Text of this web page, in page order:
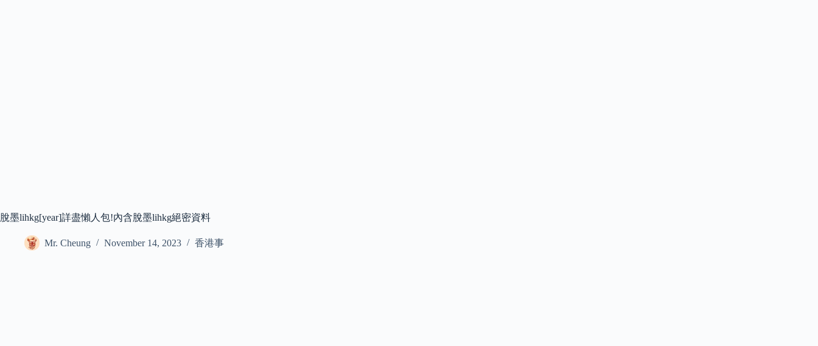
脫墨lihkg[year]詳盡懶人包!內含脫墨lihkg絕密資料
Mr. Cheung November 14, 2023 香港事